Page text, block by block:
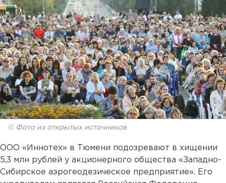
© Фото из открытых источников
ООО «Иннотех» в Тюмени подозревают в хищении
5,3 млн рублей у акционерного общества «Западно-
Сибирское аэрогеодезическое предприятие». Его